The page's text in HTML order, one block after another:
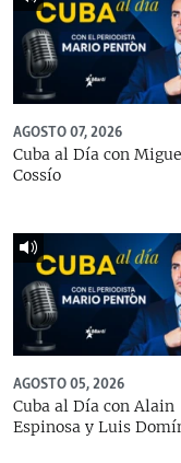
AGOSTO 07, 2026
Cuba al Día con
Cossío
AGOSTO 05, 2026
Cuba al Día con Alain
Espinosa y Luis